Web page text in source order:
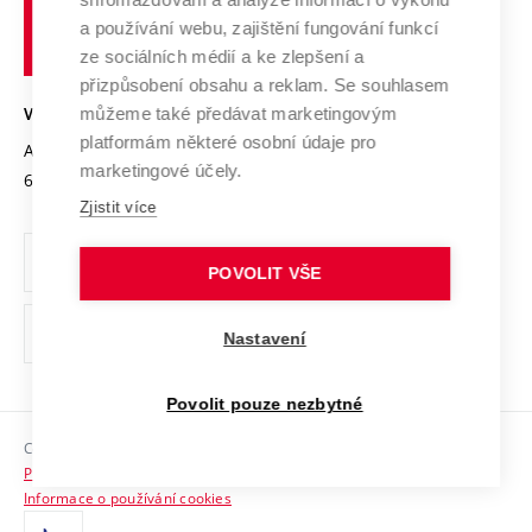
Transfer znalostí
Open Science
Projekty
Projekty ze strukturálních fondů
Specifický výzkum
Služby univerzity
Mezinárodní dohody
Univerzitní sítě
Podnikavá univerzita / ContriBUTe
Bezpečná univerzita
Vyznamenání
Organizační struktura
Ochrana osobních údajů
odkaz)
Sociální bezpečí
HR Award
učení
technické
VYSOKÉ UČENÍ TECHNICKÉ V BRNĚ
Antonínská 548/1
602 00 Brno
www.vut.cz
vut@vutbr.cz
Copyright © 2026 VUT
Prohlášení o přístupnosti
Informace o používání cookies
a používání webu, zajištění fungování funkcí
ze sociálních médií a ke zlepšení a
přizpůsobení obsahu a reklam. Se souhlasem
můžeme také předávat marketingovým
platformám některé osobní údaje pro
marketingové účely.
Zjistit více
POVOLIT VŠE
Nastavení
Povolit pouze nezbytné